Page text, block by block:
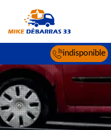
indisponible